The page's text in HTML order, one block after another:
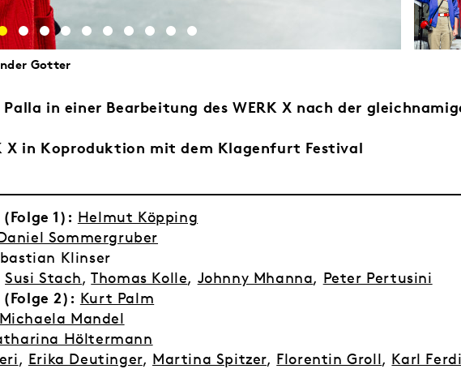
Gotter
in einer Bearbeitung des WERK X nach der
X in Koproduktion mit dem Klagenfurt Festival
1): Helmut Köpping
Sommergruber
Klinser
Susi Stach,Thomas Kolle, Johnny Mhanna, Peter Pertusini
2): Kurt Palm
Michaela Mandel
Höltermann
, Erika Deutinger, Martina Spitzer, Florentin Groll, Karl